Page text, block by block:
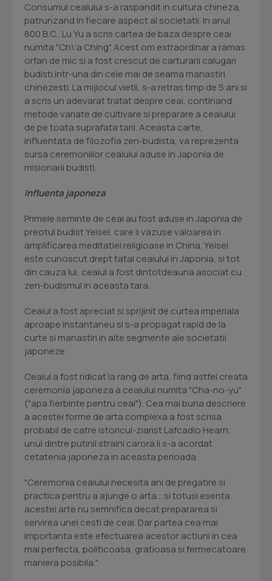
Consumul ceaiului s-a raspandit in cultura chineza,
patrunzand in fiecare aspect al societatii. In anul
800 B.C., Lu Yu a scris cartea de baza despre ceai
numita "Ch\'a Ching". Acest om extraordinar a ramas
orfan de mic si a fost crescut de carturarii calugari
budisti intr-una din cele mai de seama manastiri
chinezesti. La mijlocul vietii, s-a retras timp de 5 ani si
a scris un adevarat tratat despre ceai, continand
metode variate de cultivare si preparare a ceaiului
de pe toata suprafata tarii. Aceasta carte,
influentata de filozofia zen-budista, va reprezenta
sursa ceremoniilor ceaiului aduse in Japonia de
misionarii budisti.
Influenta japoneza
Primele seminte de ceai au fost aduse in Japonia de
preotul budist Yeisei, care ii vazuse valoarea in
amplificarea meditatiei religioase in China. Yeisei
este cunoscut drept tatal ceaiului in Japonia, si tot
din cauza lui, ceaiul a fost dintotdeauna asociat cu
zen-budismul in aceasta tara.
Ceaiul a fost apreciat si sprijinit de curtea imperiala
aproape instantaneu si s-a propagat rapid de la
curte si manastiri in alte segmente ale societatii
japoneze.
Ceaiul a fost ridicat la rang de arta, fiind astfel creata
ceremonia japoneza a ceaiului numita "Cha-no-yu"
("apa fierbinte pentru ceai"). Cea mai buna descriere
a acestei forme de arta complexa a fost scrisa
probabil de catre istoricul-ziarist Lafcadio Hearn,
unul dintre putinii straini carora li s-a acordat
cetatenia japoneza in aceasta perioada.
"Ceremonia ceaiului necesita ani de pregatire si
practica pentru a ajunge o arta... si totusi esenta
acestei arte nu semnifica decat prepararea si
servirea unei cesti de ceai. Dar partea cea mai
importanta este efectuarea acestor actiuni in cea
mai perfecta, politicoasa, gratioasa si fermecatoare
maniera posibila."